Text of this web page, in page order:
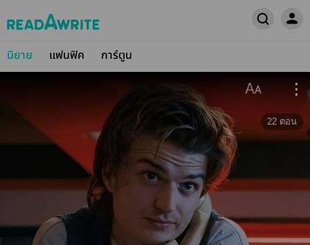
นิยาย แฟนฟิค การ์ตูน
22 ตอน